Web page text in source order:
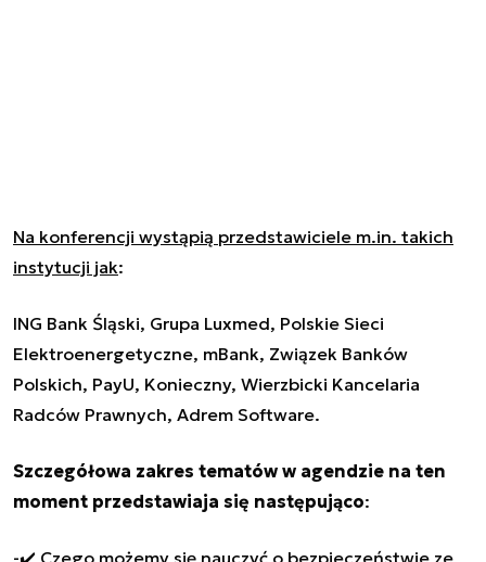
Na konferencji wystąpią przedstawiciele m.in. takich
instytucji jak:
ING Bank Śląski, Grupa Luxmed, Polskie Sieci
Elektroenergetyczne, mBank, Związek Banków
Polskich, PayU, Konieczny, Wierzbicki Kancelaria
Radców Prawnych, Adrem Software.
Szczegółowa zakres tematów w agendzie na ten
moment przedstawiaja się następująco:
-✔️ Czego możemy się nauczyć o bezpieczeństwie ze